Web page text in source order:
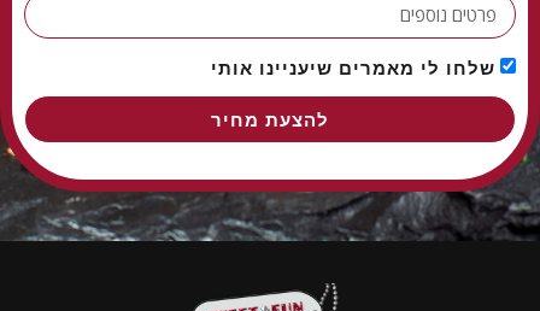
שלחו לי מאמרים שיעניינו אותי
להצעת מחיר